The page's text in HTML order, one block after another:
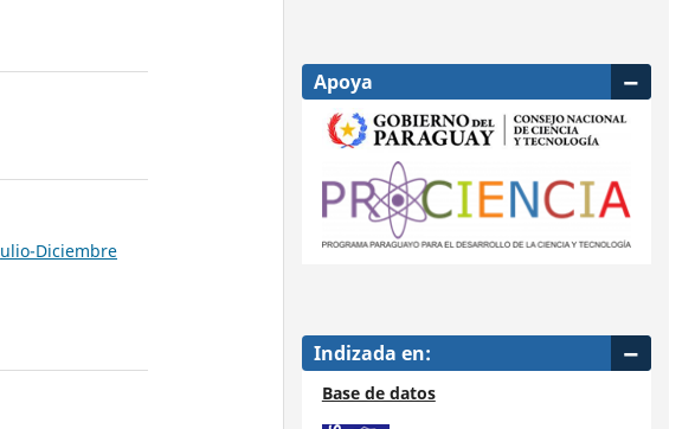
Diciembre
Apoya
Indizada en:
Base de datos